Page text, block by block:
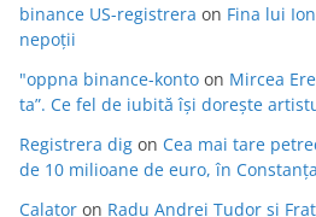
binance US-registrera on Fina lui
nepoții
"oppna binance-konto on Mircea
ta”. Ce fel de iubită își dorește
Registrera dig on Cea mai tare
de 10 milioane de euro, în Constanța
Calator on Radu Andrei Tudor si